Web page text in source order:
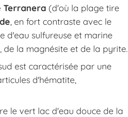
Terranera (d'où la plage tire
, en fort contraste avec le
d'eau sulfureuse et marine
la magnésite et de la pyrite.
est caractérisée par une
d'hématite,
le vert lac d'eau douce de la